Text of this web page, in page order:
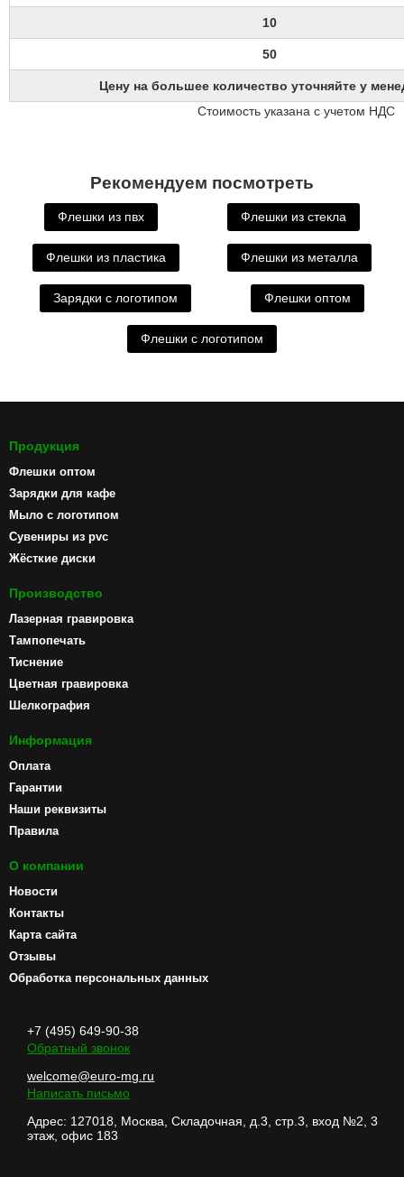
10
50
Цену на большее количество уточняйте у
Стоимость указана с учетом НДС
Рекомендуем посмотреть
Флешки из пвх Флешки из стекла
Флешки из пластика Флешки из металла
Зарядки с логотипом Флешки оптом
Флешки с логотипом
Продукция
Флешки оптом
Зарядки для кафе
Мыло с логотипом
Сувениры из pvc
Жёсткие диски
Производство
Лазерная гравировка
Тампопечать
Тиснение
Цветная гравировка
Шелкография
Информация
Оплата
Гарантии
Наши реквизиты
Правила
О компании
Новости
Контакты
Карта сайта
Отзывы
Обработка персональных данных
+7 (495) 649-90-38
Обратный звонок
welcome@euro-mg.ru
Написать письмо
Адрес: 127018, Москва, Складочная, д.3, стр.3, вход №2, 3
этаж, офис 183